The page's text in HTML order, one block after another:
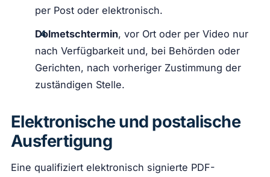
per Post oder elektronisch.
Dolmetschtermin, vor Ort oder per Video nur
nach Verfügbarkeit und, bei Behörden oder
Gerichten, nach vorheriger Zustimmung der
zuständigen Stelle.
Elektronische und postalische
Ausfertigung
Eine qualifiziert elektronisch signierte PDF-